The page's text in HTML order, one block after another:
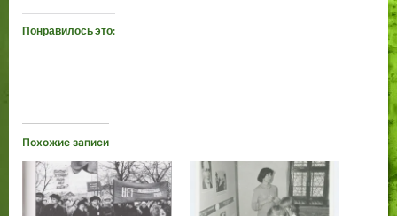
Понравилось это:
Похожие записи